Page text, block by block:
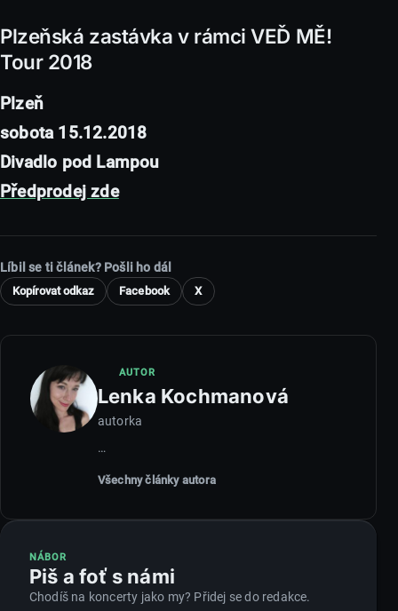
Plzeňská zastávka v rámci VEĎ MĚ!
Tour 2018
Plzeň
sobota 15.12.2018
Divadlo pod Lampou
Předprodej zde
Líbil se ti článek? Pošli ho dál
Kopírovat odkaz Facebook X
AUTOR
Lenka Kochmanová
autorka
…
Všechny články autora
NÁBOR
Piš a foť s námi
Chodíš na koncerty jako my? Přidej se do redakce.